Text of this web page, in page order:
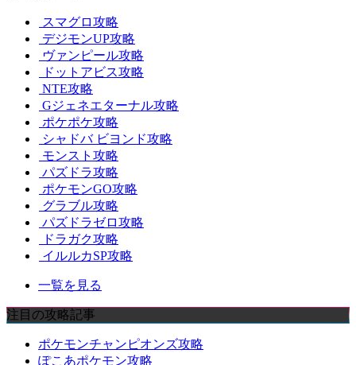
スマグロ攻略
デジモンUP攻略
ヴァンピール攻略
ドットアビス攻略
NTE攻略
Gジェネエターナル攻略
ポケポケ攻略
シャドバ ビヨンド攻略
モンスト攻略
パズドラ攻略
ポケモンGO攻略
グラブル攻略
パズドラゼロ攻略
ドラガク攻略
イルルカSP攻略
一覧を見る
注目の攻略記事
ポケモンチャンピオンズ攻略
ぽこあポケモン攻略